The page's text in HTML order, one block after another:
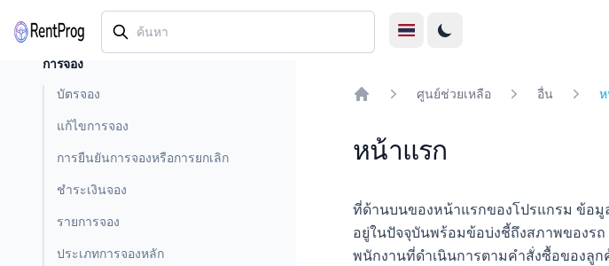
การจอง
บัตรจอง
แก้ไขการจอง
การยืนยันการจองหรือการยกเลิก
ชำระเงินจอง
รายการจอง
ประเภทการจองหลัก
ศูนย์ช่วยเหลือ อื่น
หน้าแรก
ที่ด้านบนของหน้าแรกของโปรแกรม ข้อมู
อยู่ในปัจจุบันพร้อมข้อบ่งชี้ถึงสภาพของรถ
พนักงานที่ดำเนินการตามคำสั่งซื้อของลู